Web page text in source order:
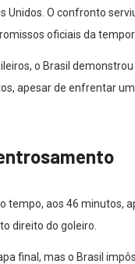
Unidos. O confronto
oficiais da
o Brasil
apesar de enfrentar
tempo, aos 46 minutos,
direito do goleiro.
final, mas o Brasil